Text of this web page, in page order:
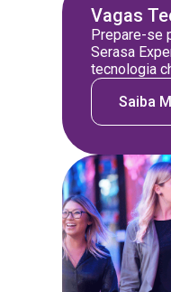
Vagas
Prepare-se
Serasa
tecnologia
Saiba